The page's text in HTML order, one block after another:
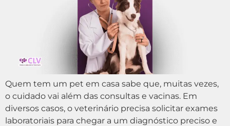
Quem tem um pet em casa sabe que, muitas vezes,
o cuidado vai além das consultas e vacinas. Em
diversos casos, o veterinário precisa solicitar exames
laboratoriais para chegar a um diagnóstico preciso e